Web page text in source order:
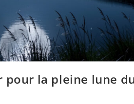
pour la pleine lune